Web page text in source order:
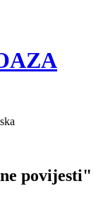
povijesti"